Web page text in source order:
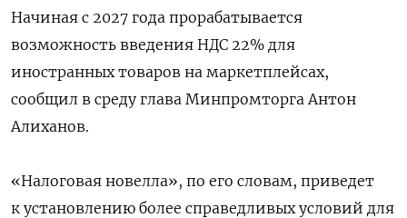
Начиная с 2027 года прорабатывается
возможность введения НДС 22% для
иностранных товаров на маркетплейсах,
сообщил в среду глава Минпромторга Антон
Алиханов.
«Налоговая новелла», по его словам, приведет
к установлению более справедливых условий для